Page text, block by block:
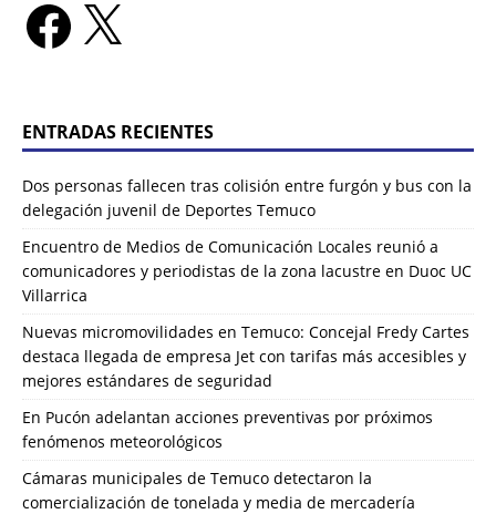
ENTRADAS RECIENTES
Dos personas fallecen tras colisión entre furgón y bus con la
delegación juvenil de Deportes Temuco
Encuentro de Medios de Comunicación Locales reunió a
comunicadores y periodistas de la zona lacustre en Duoc UC
Villarrica
Nuevas micromovilidades en Temuco: Concejal Fredy Cartes
destaca llegada de empresa Jet con tarifas más accesibles y
mejores estándares de seguridad
En Pucón adelantan acciones preventivas por próximos
fenómenos meteorológicos
Cámaras municipales de Temuco detectaron la
comercialización de tonelada y media de mercadería